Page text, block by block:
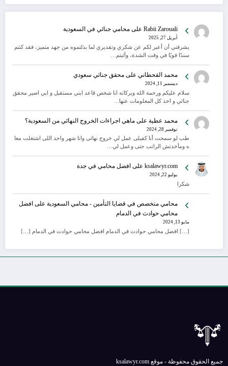
Rabii Zarouali على محامي جنائي في السعودية
أبريل 27, 2025
يشرفني أن أعبر لكم عن شكري وتقديري لما بذلتموه من جهد متميز، فقد كنتم
سندًا قويًا في وقت الشدة، وأثبتم…
محمد القحطاني على محقق جنائي سعودي
ديسمبر 11, 2024
سلام عليكم ورحمة الله وبركاته انا شخص قاعد ابني مستقبل و ابي اصير محقق
جنائي و اخذ كل المعلومات عنها…
محمد عطية على ماهي اجراءات الخروج النهائي من السعودية؟
نوفمبر 28, 2024
طب لو سمحت أنا كفيلى عمل لي خروج نهائى وانا شهر واحد اللى اشتغلت معا
ه ومأخدتش الراتب حتى وعمل لي…
ksalawyr.com على افضل محامي في جدة
يوليو 22, 2024
شكرا
محامي متخصص في قضايا التأمين - محامي السعودية على افضل
محامي حوادث في الدمام
مايو 13, 2024
[…] افضل محامي حوادث في الدمام افضل محامي حوادث في الدمام […]
جميع الحقوق محفوظة - موقع ksalawyr.com